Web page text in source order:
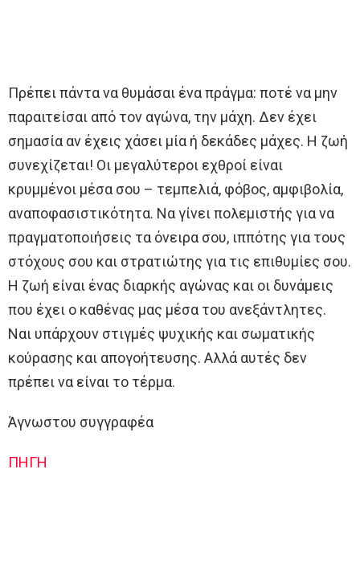
Πρέπει πάντα να θυμάσαι ένα πράγμα: ποτέ να μην
παραιτείσαι από τον αγώνα, την μάχη. Δεν έχει
σημασία αν έχεις χάσει μία ή δεκάδες μάχες. Η ζωή
συνεχίζεται! Οι μεγαλύτεροι εχθροί είναι
κρυμμένοι μέσα σου – τεμπελιά, φόβος, αμφιβολία,
αναποφασιστικότητα. Να γίνει πολεμιστής για να
πραγματοποιήσεις τα όνειρα σου, ιππότης για τους
στόχους σου και στρατιώτης για τις επιθυμίες σου.
Η ζωή είναι ένας διαρκής αγώνας και οι δυνάμεις
που έχει ο καθένας μας μέσα του ανεξάντλητες.
Ναι υπάρχουν στιγμές ψυχικής και σωματικής
κούρασης και απογοήτευσης. Αλλά αυτές δεν
πρέπει να είναι το τέρμα.
Άγνωστου συγγραφέα
ΠΗΓΗ